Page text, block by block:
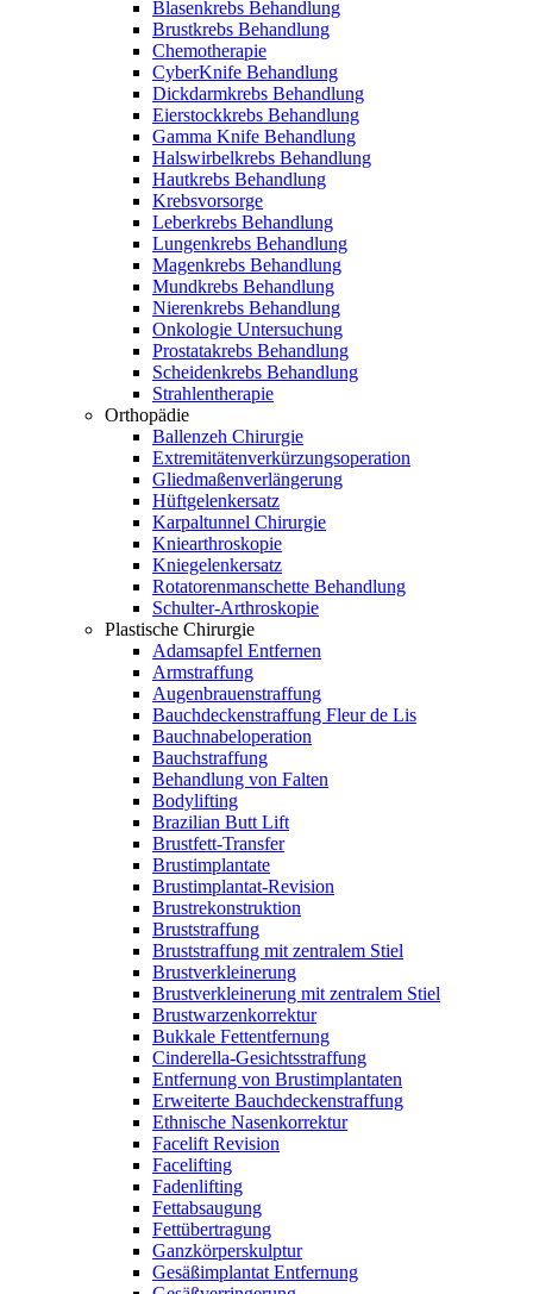
Blasenkrebs Behandlung
Brustkrebs Behandlung
Chemotherapie
CyberKnife Behandlung
Dickdarmkrebs Behandlung
Eierstockkrebs Behandlung
Gamma Knife Behandlung
Halswirbelkrebs Behandlung
Hautkrebs Behandlung
Krebsvorsorge
Leberkrebs Behandlung
Lungenkrebs Behandlung
Magenkrebs Behandlung
Mundkrebs Behandlung
Nierenkrebs Behandlung
Onkologie Untersuchung
Prostatakrebs Behandlung
Scheidenkrebs Behandlung
Strahlentherapie
Orthopädie
Ballenzeh Chirurgie
Extremitätenverkürzungsoperation
Gliedmaßenverlängerung
Hüftgelenkersatz
Karpaltunnel Chirurgie
Kniearthroskopie
Kniegelenkersatz
Rotatorenmanschette Behandlung
Schulter-Arthroskopie
Plastische Chirurgie
Adamsapfel Entfernen
Armstraffung
Augenbrauenstraffung
Bauchdeckenstraffung Fleur de Lis
Bauchnabeloperation
Bauchstraffung
Behandlung von Falten
Bodylifting
Brazilian Butt Lift
Brustfett-Transfer
Brustimplantate
Brustimplantat-Revision
Brustrekonstruktion
Bruststraffung
Bruststraffung mit zentralem Stiel
Brustverkleinerung
Brustverkleinerung mit zentralem Stiel
Brustwarzenkorrektur
Bukkale Fettentfernung
Cinderella-Gesichtsstraffung
Entfernung von Brustimplantaten
Erweiterte Bauchdeckenstraffung
Ethnische Nasenkorrektur
Facelift Revision
Facelifting
Fadenlifting
Fettabsaugung
Fettübertragung
Ganzkörperskulptur
Gesäßimplantat Entfernung